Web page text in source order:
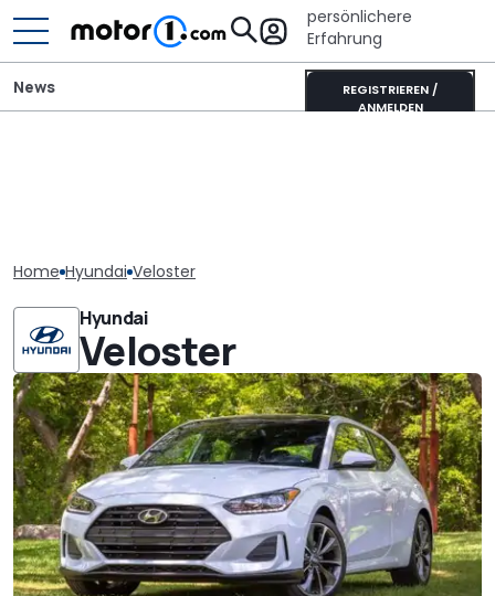
persönlichere
Erfahrung
REGISTRIEREN /
ANMELDEN
News
Home Hyundai Veloster
Hyundai
Veloster